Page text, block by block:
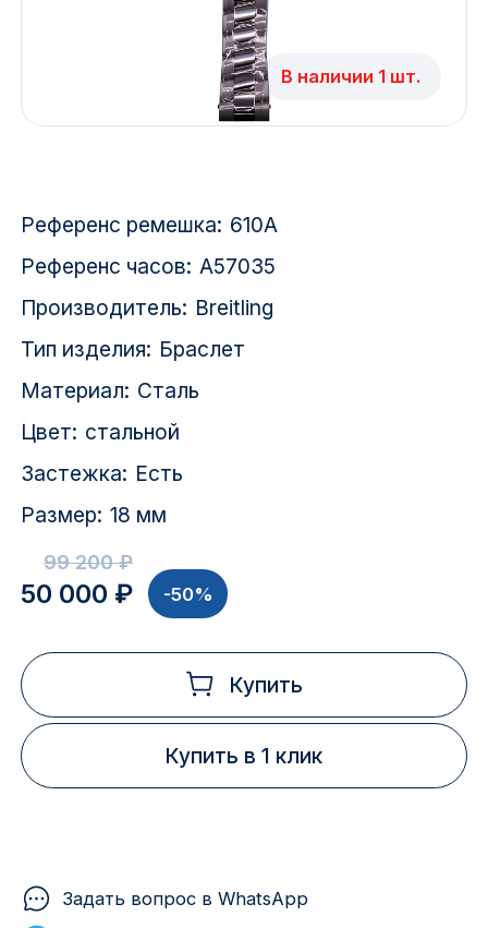
2717 км
2-я Смирновка
3-й Участок
52127 городок
В наличии 1 шт.
Референс ремешка: 610A
Референс часов: A57035
Производитель: Breitling
Тип изделия: Браслет
Материал: Сталь
Цвет: стальной
Застежка: Есть
Размер: 18 мм
50 000 ₽
99 200 ₽
-50%
Купить
Купить в 1 клик
Задать вопрос в WhatsApp